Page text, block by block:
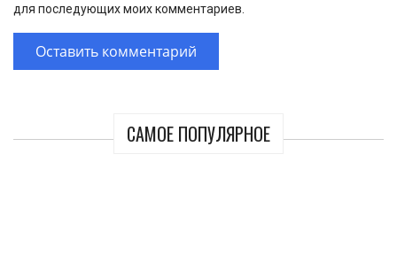
САМОЕ ПОПУЛЯРНОЕ
для последующих моих комментариев.